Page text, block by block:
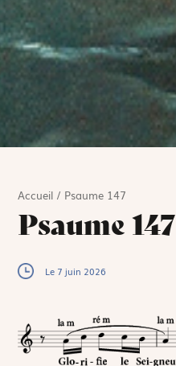
Accueil / Psaume 147
Psaume 147
Le 7 juin 2026